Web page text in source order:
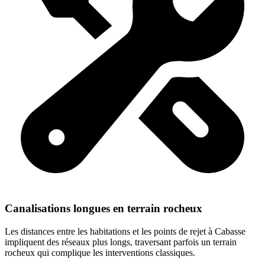
Canalisations longues en terrain rocheux
Les distances entre les habitations et les points de rejet à Cabasse
impliquent des réseaux plus longs, traversant parfois un terrain
rocheux qui complique les interventions classiques.